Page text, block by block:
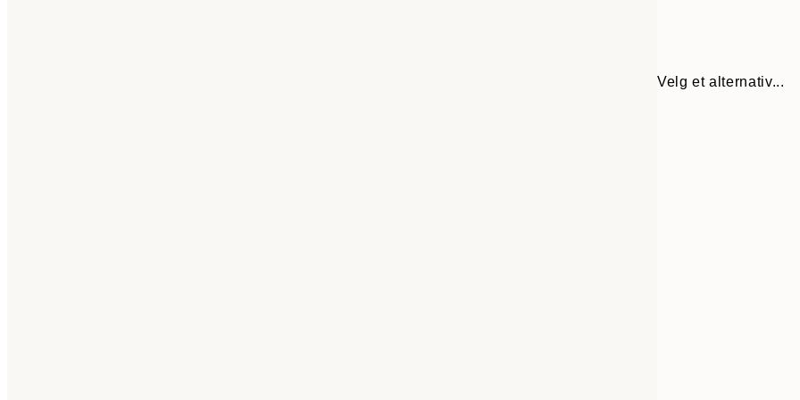
Velg et alternativ...